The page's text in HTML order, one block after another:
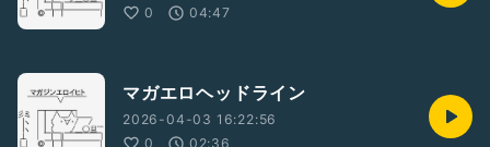
0
04:47
マガエロヘッドライン
2026-04-03 16:22:56
0
02:36